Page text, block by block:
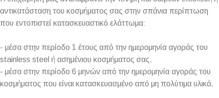
αντικατάσταση του κοσμήματος σας στην σπάνια περίπτωση
που εντοπιστεί κατασκευαστικό ελάττωμα:
- μέσα στην περίοδο 1 έτους από την ημερομηνία αγοράς του
stainless steel ή ασημένιου κοσμήματος σας.
- μέσα στην περίοδο 6 μηνών από την ημερομηνία αγοράς του
κοσμήματος που είναι κατασκευασμένο από μη πολύτιμα υλικά.